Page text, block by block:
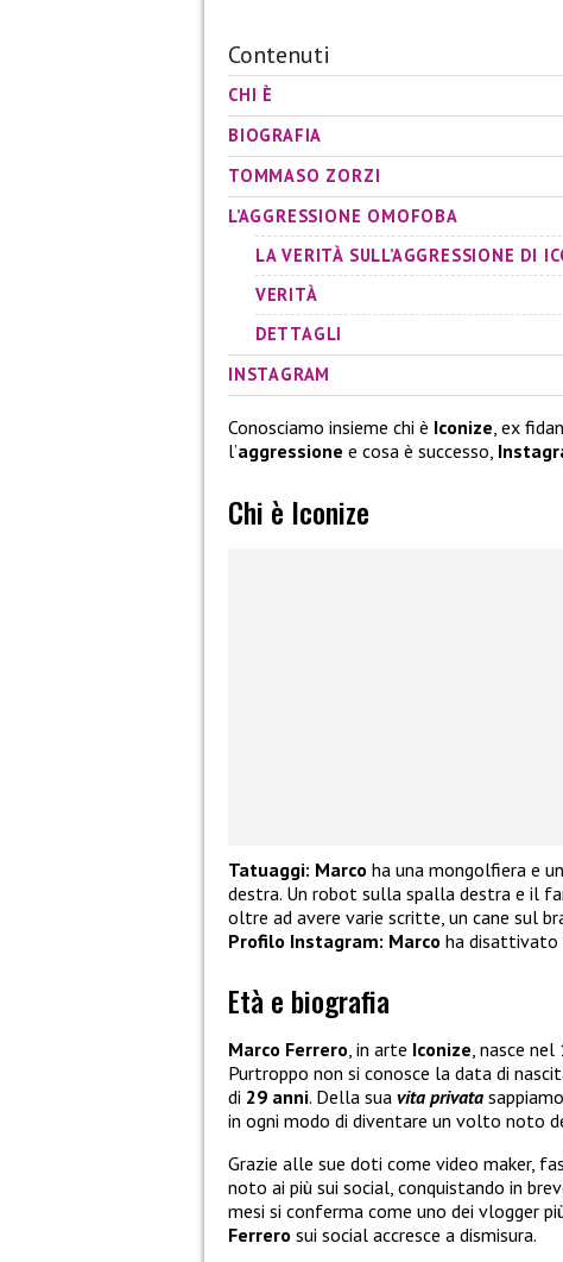
Contenuti
CHI È
BIOGRAFIA
TOMMASO ZORZI
L’AGGRESSIONE OMOFOBA
LA VERITÀ SULL’AGGRESSIONE DI
VERITÀ
DETTAGLI
INSTAGRAM
Conosciamo insieme chi è Iconize, ex
l’aggressione e cosa è successo,
Chi è Iconize
Tatuaggi: Marco ha una mongolfiera e
destra. Un robot sulla spalla destra e il
oltre ad avere varie scritte, un cane sul
Profilo Instagram: Marco ha disattivato
Età e biografia
Marco Ferrero , in arte Iconize , nasce
Purtroppo non si conosce la data di
di 29 anni. Della sua vita privata
in ogni modo di diventare un volto noto
Grazie alle sue doti come video maker,
noto ai più sui social, conquistando in
mesi si conferma come uno dei vlogger
Ferrero sui social accresce a dismisura.